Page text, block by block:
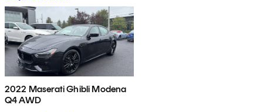
2022 Maserati Ghibli Modena
Q4 AWD